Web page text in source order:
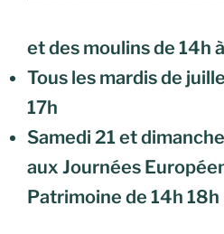
et des moulins de 14h
Tous les mardis de
17h
Samedi 21 et
aux Journées
Patrimoine de 14h 18h